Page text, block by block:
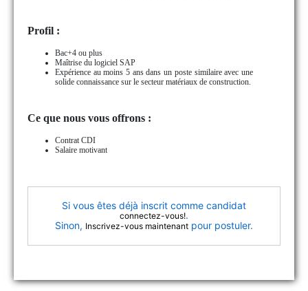
Profil :
Bac+4 ou plus
Maîtrise du logiciel SAP
Expérience au moins 5 ans dans un poste similaire avec une
solide connaissance sur le secteur matériaux de construction.
Ce que nous vous offrons :
Contrat CDI
Salaire motivant
Si vous êtes déjà inscrit comme candidat
connectez-vous!.
Sinon, Inscrivez-vous maintenant pour postuler.